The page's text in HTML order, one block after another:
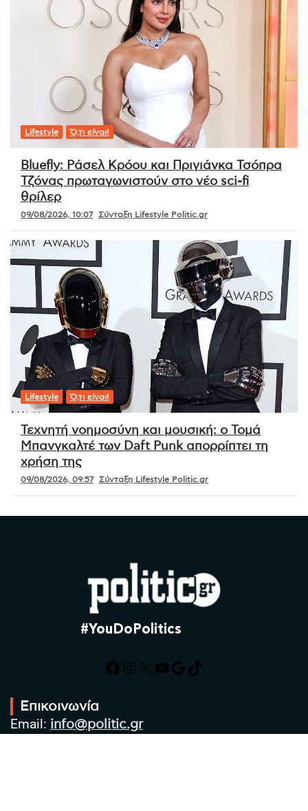
Lifestyle Ό,τι είναι!
Bluefly: Ράσελ Κρόου και Πριγιάνκα Τσόπρα
Τζόνας πρωταγωνιστούν στο νέο sci-fi
θρίλερ
09/08/2026, 10:07 Σύνταξη Lifestyle Politic.gr
Lifestyle Ό,τι είναι!
Τεχνητή νοημοσύνη και μουσική: ο Τομά
Μπανγκαλτέ των Daft Punk απορρίπτει τη
χρήση της
09/08/2026, 09:57 Σύνταξη Lifestyle Politic.gr
#YouDoPolitics
Facebook
Instagram
X YouTube
Google
TikTok
Επικοινωνία
Email: info@politic.gr